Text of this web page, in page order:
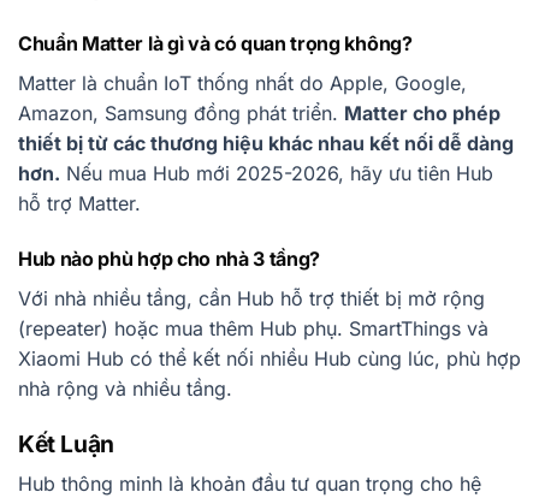
Chuẩn Matter là gì và có quan trọng không?
Matter là chuẩn IoT thống nhất do Apple, Google,
Amazon, Samsung đồng phát triển. Matter cho phép
thiết bị từ các thương hiệu khác nhau kết nối dễ dàng
hơn. Nếu mua Hub mới 2025-2026, hãy ưu tiên Hub
hỗ trợ Matter.
Hub nào phù hợp cho nhà 3 tầng?
Với nhà nhiều tầng, cần Hub hỗ trợ thiết bị mở rộng
(repeater) hoặc mua thêm Hub phụ. SmartThings và
Xiaomi Hub có thể kết nối nhiều Hub cùng lúc, phù hợp
nhà rộng và nhiều tầng.
Kết Luận
Hub thông minh là khoản đầu tư quan trọng cho hệ